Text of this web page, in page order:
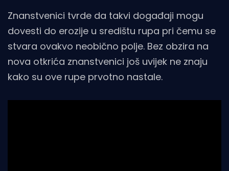
Znanstvenici tvrde da takvi događaji mogu
dovesti do erozije u središtu rupa pri čemu se
stvara ovakvo neobično polje. Bez obzira na
nova otkrića znanstvenici još uvijek ne znaju
kako su ove rupe prvotno nastale.